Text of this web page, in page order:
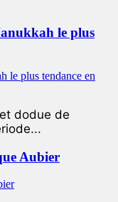
le plus
dodue de
Aubier